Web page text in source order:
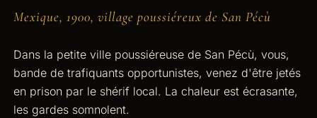
Mexique, 1900, village poussiéreux de San Pécù
Dans la petite ville poussiéreuse de San Pécù, vous,
bande de trafiquants opportunistes, venez d'être jetés
en prison par le shérif local. La chaleur est écrasante,
les gardes somnolent.